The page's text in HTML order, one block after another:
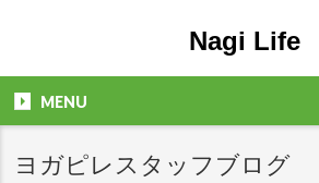
Nagi Life
MENU
ヨガピレスタッフブログ